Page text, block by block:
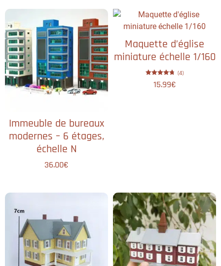
Immeuble de bureaux
modernes – 6 étages,
échelle N
36.00€
Maquette d’église
miniature échelle 1/160
4.75
(4)
15.99€